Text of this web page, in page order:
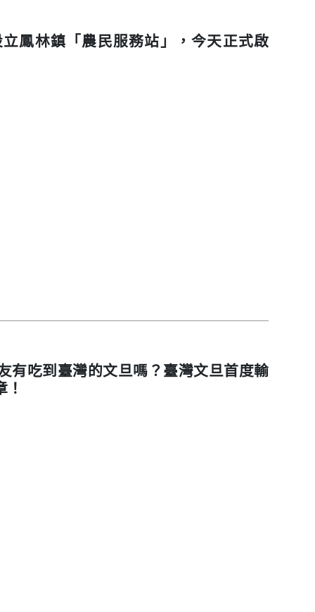
鳳林鎮「農民服務站」，今天正式啟
有吃到臺灣的文旦嗎？臺灣文旦首度輸